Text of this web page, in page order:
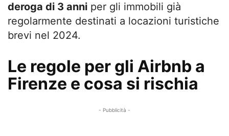
deroga di 3 anni per gli immobili già
regolarmente destinati a locazioni turistiche
brevi nel 2024.
Le regole per gli Airbnb a
Firenze e cosa si rischia
- Pubblicità -